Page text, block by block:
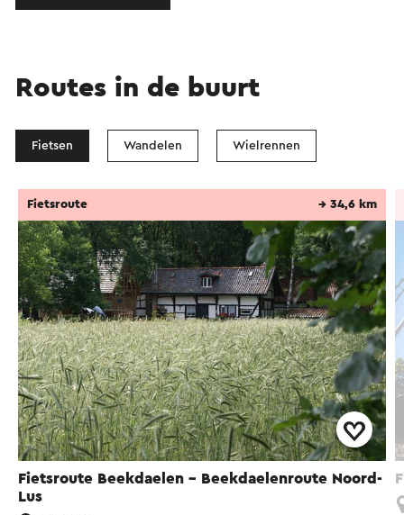
Routes in de buurt
Fietsen Wandelen Wielrennen
Fietsroute Beekdaelen - Beekdaelenroute Noord-
Lus
Fietsroute → 34,6 km